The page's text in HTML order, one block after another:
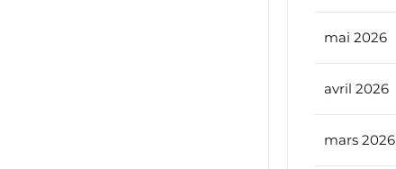
mai 2026
avril 2026
mars 2026